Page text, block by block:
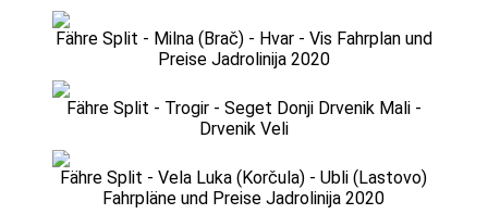
Fähre Split - Milna (Brač) - Hvar - Vis Fahrplan und
Preise Jadrolinija 2020
Fähre Split - Trogir - Seget Donji Drvenik Mali -
Drvenik Veli
Fähre Split - Vela Luka (Korčula) - Ubli (Lastovo)
Fahrpläne und Preise Jadrolinija 2020